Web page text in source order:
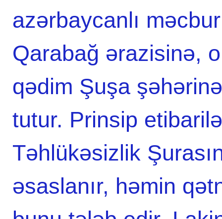
azərbaycanlı
Qarabağ ərazisinə,
qədim Şuşa
tutur. Prinsip
Təhlükəsizlik
əsaslanır, həmin